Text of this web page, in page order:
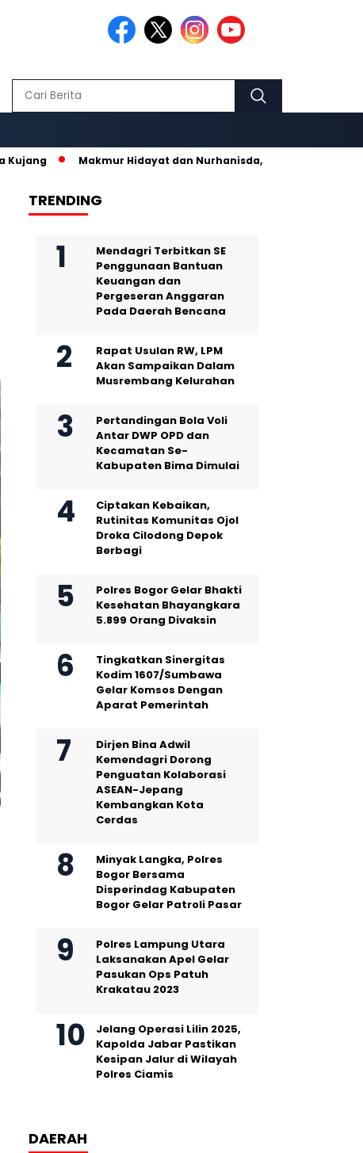
Makmur Hidayat dan Nurhanisda, Pasangan Kelahiran Krui
TRENDING
Mendagri Terbitkan SE
Penggunaan Bantuan
Keuangan dan
Pergeseran Anggaran
Pada Daerah Bencana
Rapat Usulan RW, LPM
Akan Sampaikan Dalam
Musrembang Kelurahan
Pertandingan Bola Voli
Antar DWP OPD dan
Kecamatan Se-
Kabupaten Bima Dimulai
Ciptakan Kebaikan,
Rutinitas Komunitas Ojol
Droka Cilodong Depok
Berbagi
Polres Bogor Gelar Bhakti
Kesehatan Bhayangkara
5.899 Orang Divaksin
Tingkatkan Sinergitas
Kodim 1607/Sumbawa
Gelar Komsos Dengan
Aparat Pemerintah
Dirjen Bina Adwil
Kemendagri Dorong
Penguatan Kolaborasi
ASEAN-Jepang
Kembangkan Kota
Cerdas
Minyak Langka, Polres
Bogor Bersama
Disperindag Kabupaten
Bogor Gelar Patroli Pasar
Polres Lampung Utara
Laksanakan Apel Gelar
Pasukan Ops Patuh
Krakatau 2023
Jelang Operasi Lilin 2025,
Kapolda Jabar Pastikan
Kesipan Jalur di Wilayah
Polres Ciamis
DAERAH